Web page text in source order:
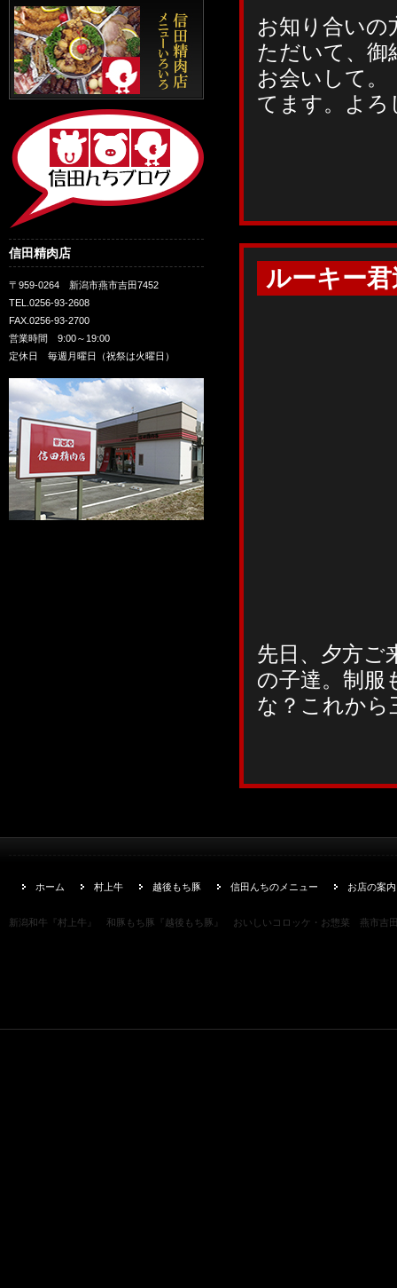
お知り合い
ただいて、御
お会いして。
てます。よろ
ルーキー
先日、夕方ご
の子達。制服
な？これから
信田精肉店
〒959-0264 新潟市燕市吉田7452
TEL.0256-93-2608
FAX.0256-93-2700
営業時間 9:00～19:00
定休日 毎週月曜日（祝祭は火曜日）
ホーム 村上牛 越後もち豚 信田んちのメニュー お店の案内
新潟和牛『村上牛』 和豚もち豚『越後もち豚』 おいしいコロッケ・お惣菜 燕市吉